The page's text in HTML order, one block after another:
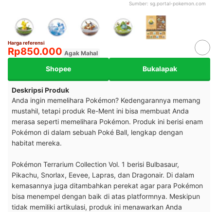
Sumber: sg.portal-pokemon.com
Harga referensi
Rp850.000 Agak Mahal
Shopee Bukalapak
Deskripsi Produk
Anda ingin memelihara Pokémon? Kedengarannya memang
mustahil, tetapi produk Re-Ment ini bisa membuat Anda
merasa seperti memelihara Pokémon. Produk ini berisi enam
Pokémon di dalam sebuah Poké Ball, lengkap dengan
habitat mereka.
Pokémon Terrarium Collection Vol. 1 berisi Bulbasaur,
Pikachu, Snorlax, Eevee, Lapras, dan Dragonair. Di dalam
kemasannya juga ditambahkan perekat agar para Pokémon
bisa menempel dengan baik di atas platformnya. Meskipun
tidak memiliki artikulasi, produk ini menawarkan Anda